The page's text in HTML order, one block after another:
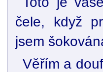
čele, když
jsem
Věřím a